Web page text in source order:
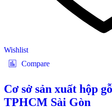
Wishlist
Compare
Cơ sở sản xuất hộp
TPHCM Sài Gòn